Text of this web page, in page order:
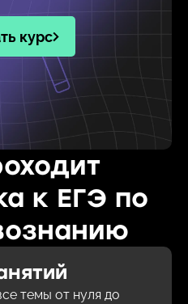
курс
к ЕГЭ по
темы от нуля до